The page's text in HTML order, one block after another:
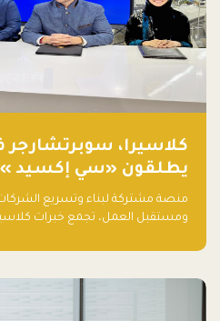
كلاسيرا، سوبرتشارجر
يطلقون «سي إكسيد »
تقنيات التعليم
منصة مشتركة لبناء وتسريع الشركات
ومستقبل العمل، تجمع خبرات
العالمية.